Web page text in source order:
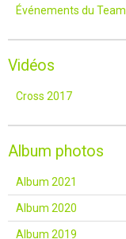
Événements du Team
Vidéos
Cross 2017
Album photos
Album 2021
Album 2020
Album 2019